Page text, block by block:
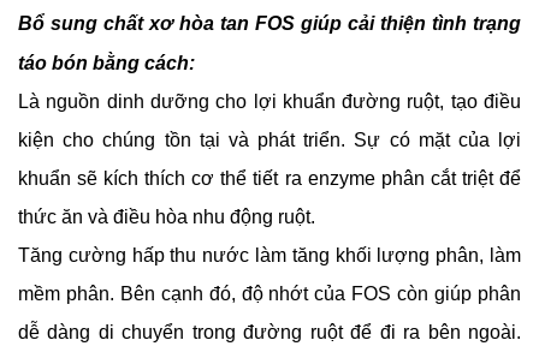
Bổ sung chất xơ hòa tan FOS giúp cải thiện tình trạng
táo bón bằng cách:
Là nguồn dinh dưỡng cho lợi khuẩn đường ruột, tạo điều
kiện cho chúng tồn tại và phát triển. Sự có mặt của lợi
khuẩn sẽ kích thích cơ thể tiết ra enzyme phân cắt triệt để
thức ăn và điều hòa nhu động ruột.
Tăng cường hấp thu nước làm tăng khối lượng phân, làm
mềm phân. Bên cạnh đó, độ nhớt của FOS còn giúp phân
dễ dàng di chuyển trong đường ruột để đi ra bên ngoài.